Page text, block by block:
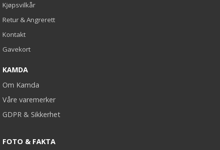
Kjøpsvilkår
Retur & Angrerett
Kontakt
Gavekort
KAMDA
Om Kamda
Våre varemerker
GDPR & Sikkerhet
FOTO & FAKTA